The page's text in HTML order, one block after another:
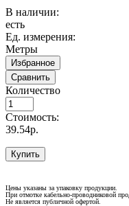
В наличии:
есть
Ед. измерения:
Метры
Избранное
Сравнить
Количество
Стоимость:
39.54р.
Купить
Цены указаны за упаковку продукции.
При отмотке кабельно-проводниковой
Не является публичной офертой.